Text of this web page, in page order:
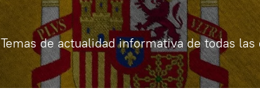
de actualidad informativa de todas las